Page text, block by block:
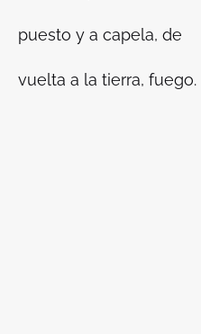
puesto y a capela, de
vuelta a la tierra, fuego.